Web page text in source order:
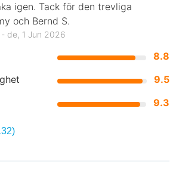
8.8
9.5
9.3
igen. Tack för den trevliga
och Bernd S.
de, 1 Jun 2026